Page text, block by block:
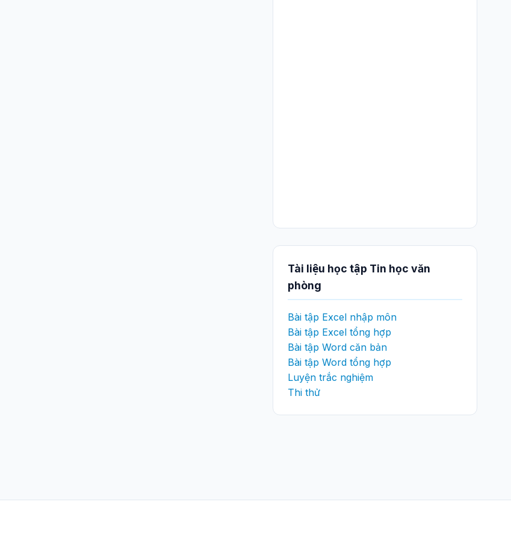
Tài liệu học tập Tin học văn
phòng
Bài tập Excel nhập môn
Bài tập Excel tổng hợp
Bài tập Word căn bản
Bài tập Word tổng hợp
Luyện trắc nghiệm
Thi thử